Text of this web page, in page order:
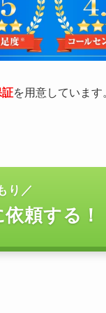
証を用意しています
り／
頼する！